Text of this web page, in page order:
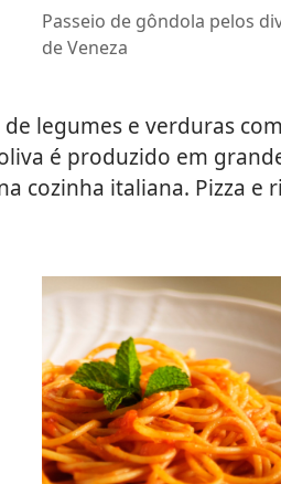
Passeio de gôndola pelos
de Veneza
legumes e verduras
é produzido em
cozinha italiana. Pizza e